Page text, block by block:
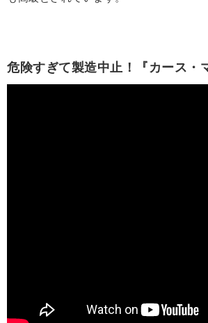
危険すぎて製造中止！『カース・